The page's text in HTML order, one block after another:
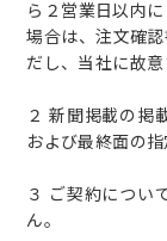
ら２営業日以内
場合は、注文確
だし、当社に故
２ 新聞掲載の掲
および最終面の
３ ご契約につい
ん。